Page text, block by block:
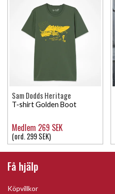
Sam Dodds Heritage
T-shirt Golden Boot
Medlem 269 SEK
(ord. 299 SEK)
Få hjälp
Köpvillkor